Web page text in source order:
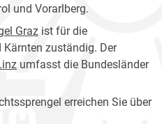
und Vorarlberg.
Graz ist für die
Kärnten zuständig. Der
umfasst die Bundesländer
erreichen Sie über